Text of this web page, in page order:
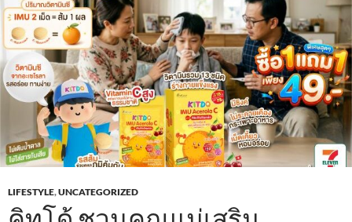
LIFESTYLE,UNCATEGORIZED